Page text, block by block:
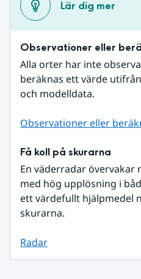
Lär dig mer
Observationer eller
Alla orter har inte
beräknas ett värde
och modelldata.
Observationer eller
Få koll på skurarna
En väderradar
med hög upplösning i
ett värdefullt hjälpmedel
skurarna.
Radar